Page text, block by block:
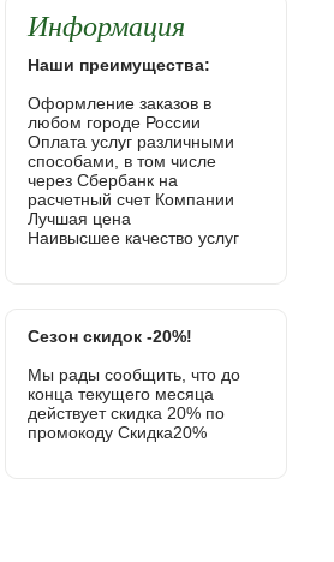
Информация
Наши преимущества:
Оформление заказов в
любом городе России
Оплата услуг различными
способами, в том числе
через Сбербанк на
расчетный счет Компании
Лучшая цена
Наивысшее качество услуг
Сезон скидок -20%!
Мы рады сообщить, что до
конца текущего месяца
действует скидка 20% по
промокоду Скидка20%